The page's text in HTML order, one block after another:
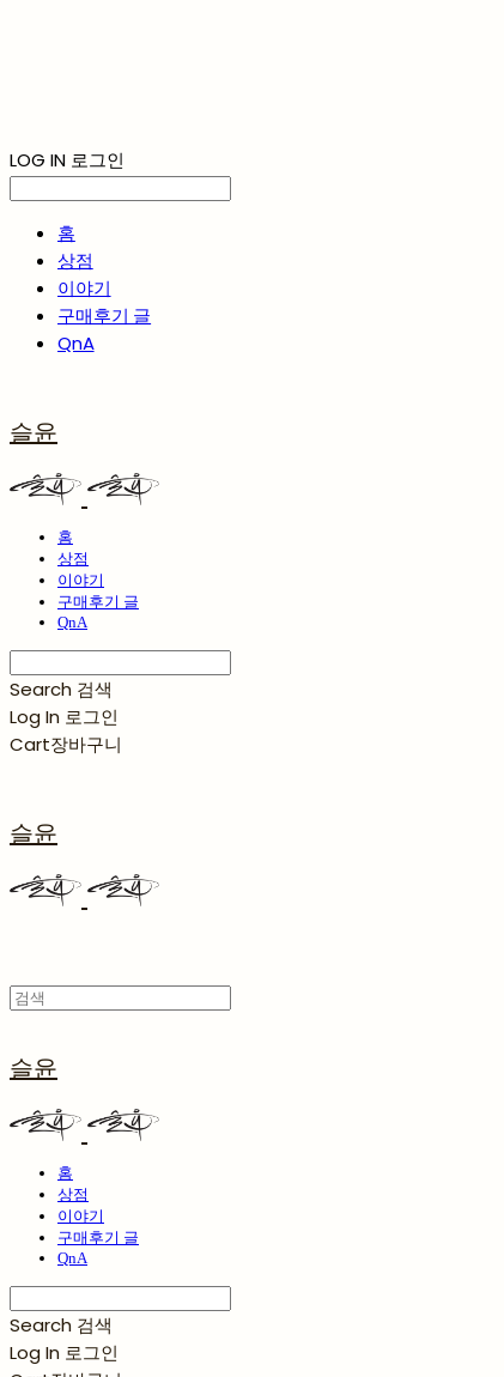
LOG IN 로그인
홈
상점
이야기
구매후기 글
QnA
슬윤
홈
상점
이야기
구매후기 글
QnA
Search 검색
Log In 로그인
Cart장바구니
슬윤
슬윤
홈
상점
이야기
구매후기 글
QnA
Search 검색
Log In 로그인